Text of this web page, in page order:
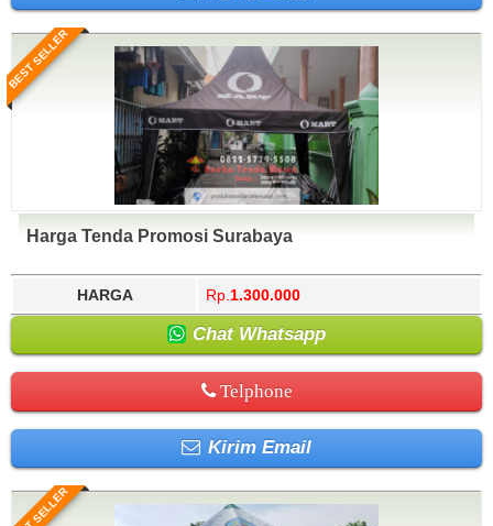
BEST SELLER
Harga Tenda Promosi Surabaya
HARGA Rp. 1.300.000
Chat Whatsapp
Telphone
Kirim Email